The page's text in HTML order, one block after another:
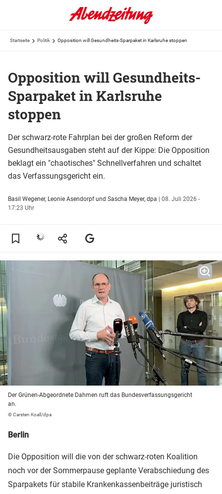
Startseite Politik Opposition will Gesundheits-Sparpaket in Karlsruhe stoppen
Opposition will Gesundheits-
Sparpaket in Karlsruhe
stoppen
Der schwarz-rote Fahrplan bei der großen Reform der
Gesundheitsausgaben steht auf der Kippe: Die Opposition
beklagt ein "chaotisches" Schnellverfahren und schaltet
das Verfassungsgericht ein.
Basil Wegener, Leonie Asendorpf und Sascha Meyer, dpa | 08. Juli 2026 -
17:23 Uhr
Der Grünen-Abgeordnete Dahmen ruft das Bundesverfassungsgericht
an.
© Carsten Koall/dpa
Berlin
Die Opposition will die von der schwarz-roten Koalition
noch vor der Sommerpause geplante Verabschiedung des
Sparpakets für stabile Krankenkassenbeiträge juristisch